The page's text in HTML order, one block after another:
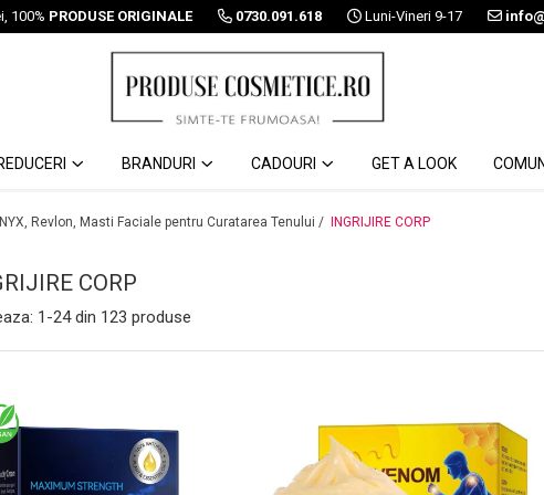
100% PRODUSE ORIGINALE 0730.091.618 Luni-Vineri 9-17
BRANDURI CADOURI GET A LOOK
Revlon, Masti Faciale pentru Curatarea Tenului / INGRIJIRE CORP
CORP
1-24din 123 produse